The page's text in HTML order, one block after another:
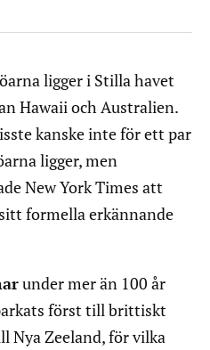
ligger i Stilla havet
Hawaii och Australien.
kanske inte för ett par
ligger, men
New York Times att
formella erkännande
under mer än 100 år
först till brittiskt
Nya Zeeland, för vilka